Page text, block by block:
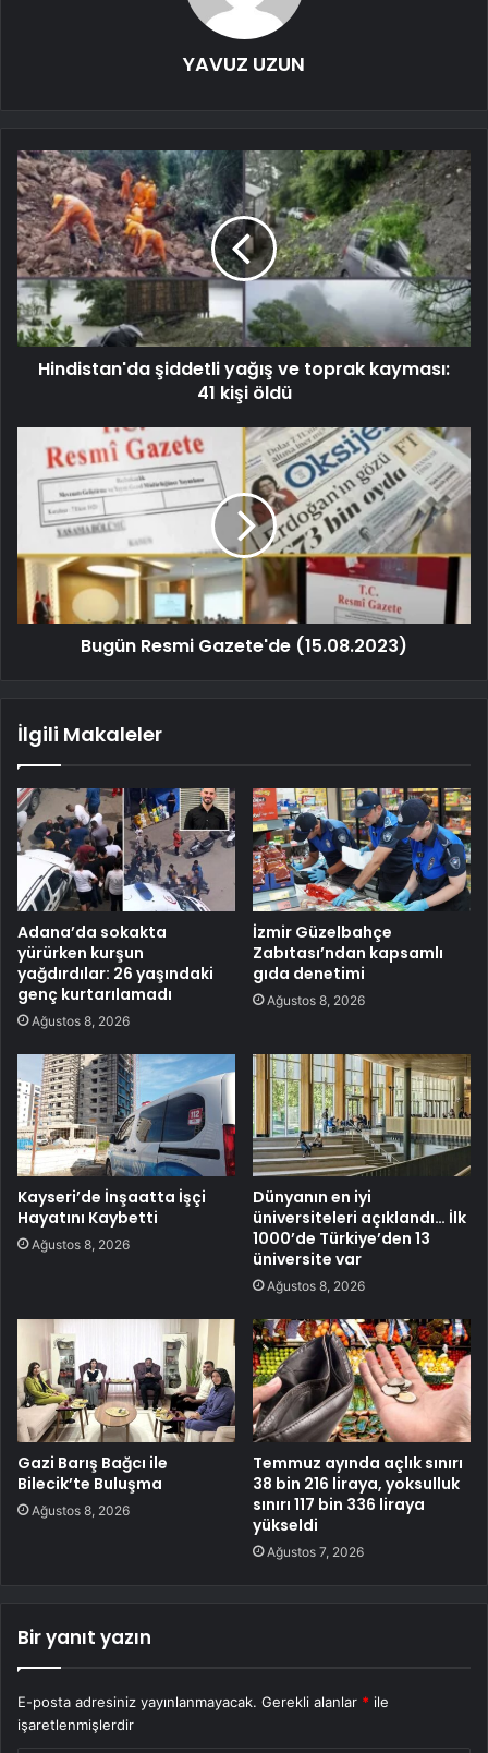
YAVUZ UZUN
Hindistan'da şiddetli yağış ve toprak kayması:
41 kişi öldü
Bugün Resmi Gazete'de (15.08.2023)
İlgili Makaleler
Adana’da sokakta
yürürken kurşun
yağdırdılar: 26 yaşındaki
genç kurtarılamadı
Ağustos 8, 2026
İzmir Güzelbahçe
Zabıtası’ndan kapsamlı
gıda denetimi
Ağustos 8, 2026
Kayseri’de İnşaatta İşçi
Hayatını Kaybetti
Ağustos 8, 2026
Dünyanın en iyi
üniversiteleri açıklandı… İlk
1000’de Türkiye’den 13
üniversite var
Ağustos 8, 2026
Gazi Barış Bağcı ile
Bilecik’te Buluşma
Ağustos 8, 2026
Temmuz ayında açlık sınırı
38 bin 216 liraya, yoksulluk
sınırı 117 bin 336 liraya
yükseldi
Ağustos 7, 2026
Bir yanıt yazın
E-posta adresiniz yayınlanmayacak. Gerekli alanlar * ile
işaretlenmişlerdir